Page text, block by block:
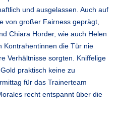
und ausgelassen. Auch auf
von großer Fairness geprägt,
Chiara Horder, wie auch Helen
Kontrahentinnen die Tür nie
Verhältnisse sorgten. Kniffelige
praktisch keine zu
für das Trainerteam
recht entspannt über die